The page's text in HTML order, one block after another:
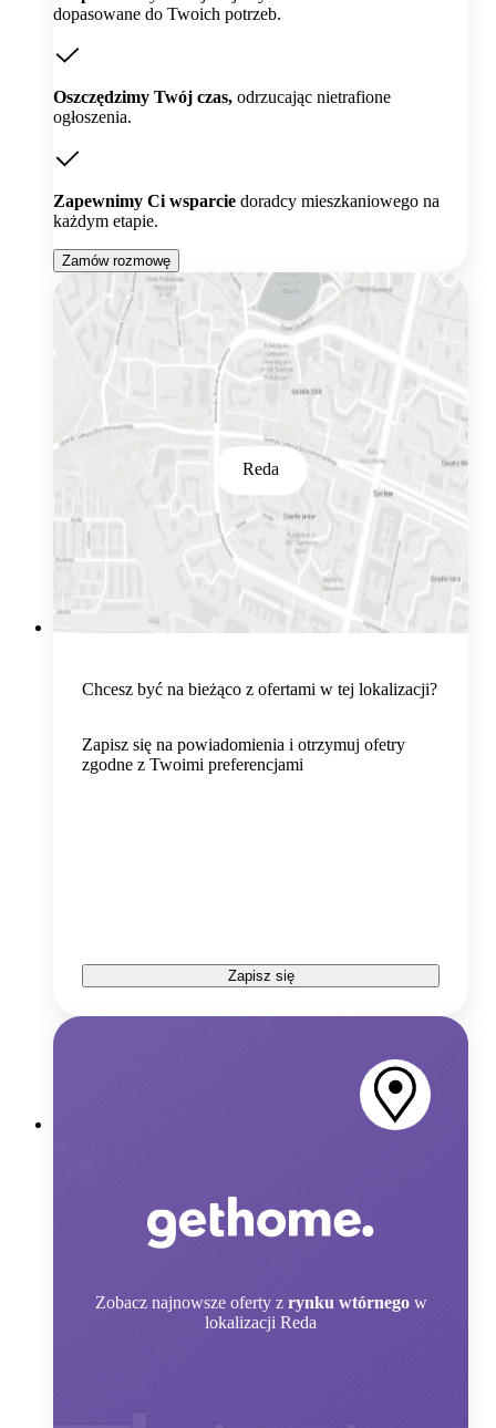
dopasowane do Twoich potrzeb.
Oszczędzimy Twój czas, odrzucając nietrafione
ogłoszenia.
Zapewnimy Ci wsparcie doradcy mieszkaniowego na
każdym etapie.
Zamów rozmowę
Reda
Chcesz być na bieżąco z ofertami w tej lokalizacji?
Zapisz się na powiadomienia i otrzymuj ofetry
zgodne z Twoimi preferencjami
Zapisz się
Zobacz najnowsze oferty z rynku wtórnego w
lokalizacji Reda